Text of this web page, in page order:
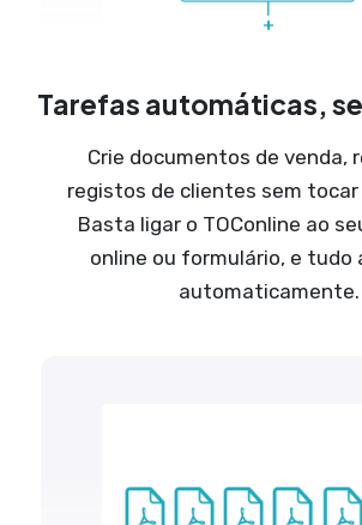
Tarefas automáticas,
Crie documentos de venda,
registos de clientes sem
Basta ligar o TOConline ao
online ou formulário, e tudo
automaticamente.